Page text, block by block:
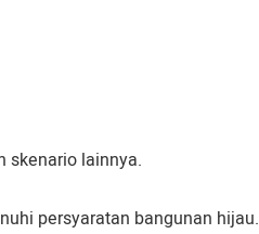
skenario lainnya.
persyaratan bangunan hijau.